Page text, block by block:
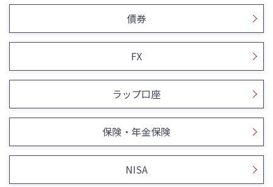
債券
FX
ラップ口座
保険・年金保険
NISA